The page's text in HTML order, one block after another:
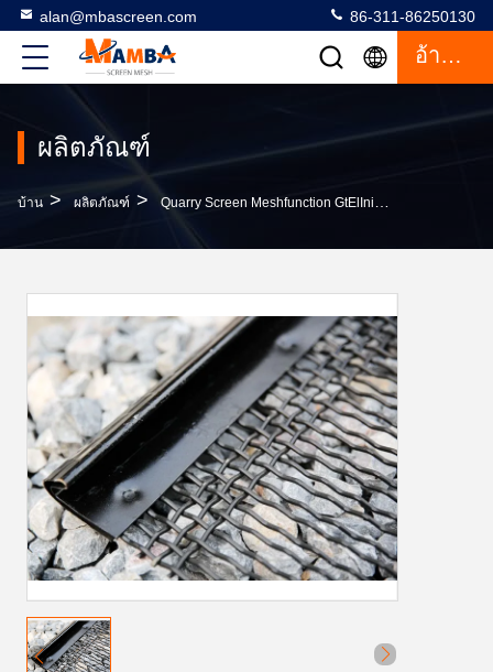
alan@mbascreen.com 86-311-86250130
อ้างอิง
ผลิตภัณฑ์
บ้าน > ผลิตภัณฑ์ > Quarry Screen Meshfunction GtElInit() {var Lib = New Google.translate.TranslateService();lib.transla